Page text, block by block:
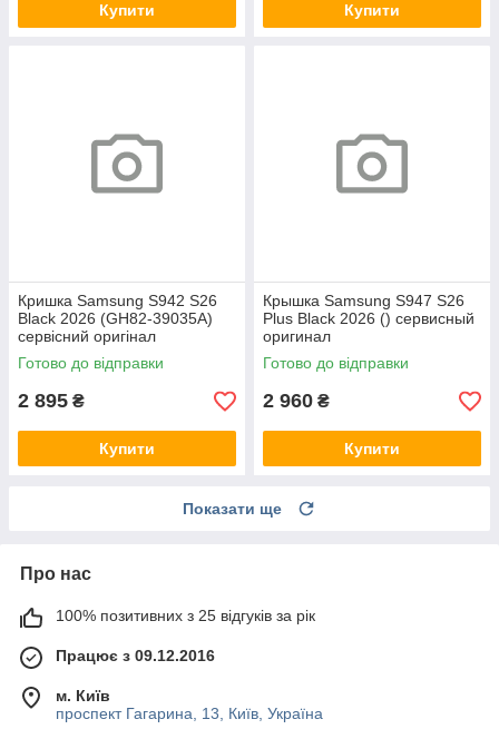
Купити Купити
Кришка Samsung S942 S26
Black 2026 (GH82-39035A)
сервісний оригінал
Готово до відправки
2 895 ₴
Купити
Крышка Samsung S947 S26
Plus Black 2026 () сервисный
оригинал
Готово до відправки
2 960 ₴
Купити
Показати ще
Про нас
100% позитивних з 25 відгуків за рік
Працює з 09.12.2016
м. Київ
проспект Гагарина, 13, Київ, Україна